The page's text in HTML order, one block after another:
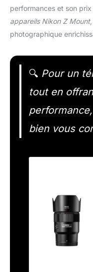
performances et son
appareils Nikon Z Mount
photographique
🔍 Pour un
tout en
bien vous